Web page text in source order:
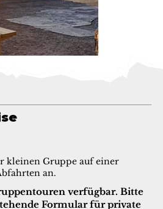
kleinen Gruppe auf einer
an.
verfügbar. Bitte
Formular für private